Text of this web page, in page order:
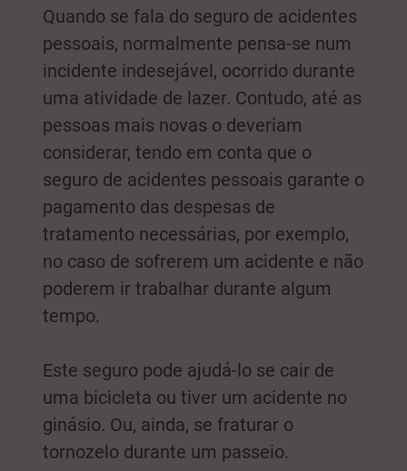
Quando se fala do seguro de acidentes
pessoais, normalmente pensa-se num
incidente indesejável, ocorrido durante
uma atividade de lazer. Contudo, até as
pessoas mais novas o deveriam
considerar, tendo em conta que o
seguro de acidentes pessoais garante o
pagamento das despesas de
tratamento necessárias, por exemplo,
no caso de sofrerem um acidente e não
poderem ir trabalhar durante algum
tempo.
Este seguro pode ajudá-lo se cair de
uma bicicleta ou tiver um acidente no
ginásio. Ou, ainda, se fraturar o
tornozelo durante um passeio.